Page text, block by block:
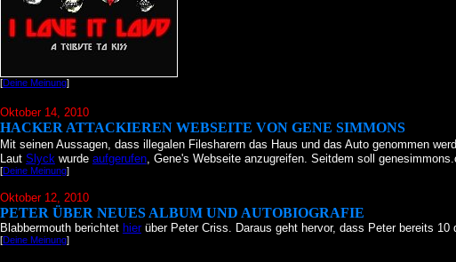
[Deine Meinung]
Oktober 14, 2010
HACKER ATTACKIEREN WEBSEITE VON GENE SIMMONS
Mit seinen Aussagen, dass illegalen Filesharern das Haus und das Auto genommen
Laut Slyck wurde aufgerufen, Gene's Webseite anzugreifen. Seitdem soll
[Deine Meinung]
Oktober 12, 2010
PETER ÜBER NEUES ALBUM UND AUTOBIOGRAFIE
Blabbermouth berichtet hierüber Peter Criss. Daraus geht hervor, dass Peter bereits
[Deine Meinung]